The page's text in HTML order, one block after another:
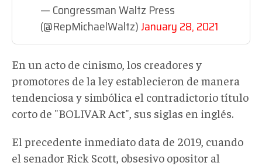
— Congressman Waltz Press
(@RepMichaelWaltz)January 28, 2021
En un acto de cinismo, los creadores y
promotores de la ley establecieron de manera
tendenciosa y simbólica el contradictorio título
corto de "BOLIVAR Act", sus siglas en inglés.
El precedente inmediato data de 2019, cuando
el senador Rick Scott, obsesivo opositor al